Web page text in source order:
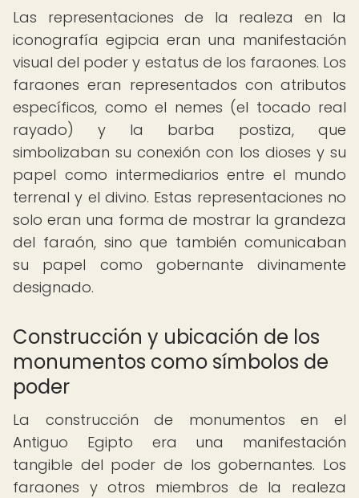
Las representaciones de la realeza en la
iconografía egipcia eran una manifestación
visual del poder y estatus de los faraones. Los
faraones eran representados con atributos
específicos, como el nemes (el tocado real
rayado) y la barba postiza, que
simbolizaban su conexión con los dioses y su
papel como intermediarios entre el mundo
terrenal y el divino. Estas representaciones no
solo eran una forma de mostrar la grandeza
del faraón, sino que también comunicaban
su papel como gobernante divinamente
designado.
Construcción y ubicación de los
monumentos como símbolos de
poder
La construcción de monumentos en el
Antiguo Egipto era una manifestación
tangible del poder de los gobernantes. Los
faraones y otros miembros de la realeza